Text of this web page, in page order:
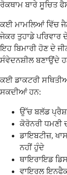
ਰੋਕਥਾਮ ਬਾਰੇ ਸੂਚਿਤ
ਕਈ ਮਾਮਲਿਆਂ ਵਿੱਚ
ਜੇਕਰ ਤੁਹਾਡੇ ਪਰਿਵਾਰ
ਇਹ ਬਿਮਾਰੀ ਹੋਣ ਦੇ
ਸੰਵੇਦਨਸ਼ੀਲ ਬਣਾਉਂਦੇ
ਕਈ ਡਾਕਟਰੀ
ਸਕਦੀਆਂ ਹਨ:
ਉੱਚ ਬਲੱਡ
ਕੋਰੋਨਰੀ ਧਮਣੀ
ਡਾਇਬਟੀਜ਼,
ਨਹੀਂ ਹੁੰਦੇ
ਥਾਇਰਾਇਡ
ਵਾਇਰਲ